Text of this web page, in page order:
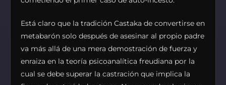
Está claro que la tradición Castaka de convertirse en
metabarón solo después de asesinar al propio padre
va más allá de una mera demostración de fuerza y
enraiza en la teoría psicoanalítica freudiana por la
cual se debe superar la castración que implica la